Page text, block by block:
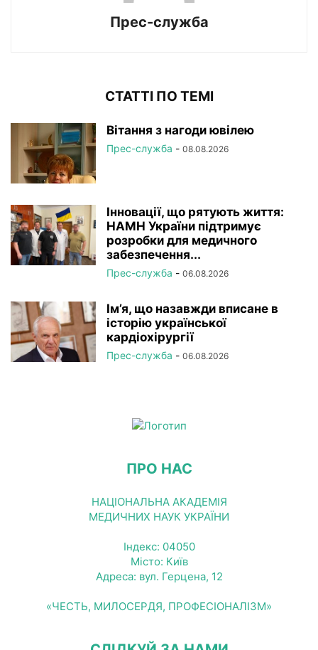
Прес-служба
СТАТТІ ПО ТЕМІ
Вітання з нагоди ювілею
Прес-служба - 08.08.2026
Інновації, що рятують життя:
НАМН України підтримує
розробки для медичного
забезпечення...
Прес-служба - 06.08.2026
Ім’я, що назавжди вписане в
історію української
кардіохірургії
Прес-служба - 06.08.2026
ПРО НАС
НАЦІОНАЛЬНА АКАДЕМІЯ
МЕДИЧНИХ НАУК УКРАЇНИ
Індекс: 04050
Місто: Київ
Адреса: вул. Герцена, 12
«ЧЕСТЬ, МИЛОСЕРДЯ, ПРОФЕСІОНАЛІЗМ»